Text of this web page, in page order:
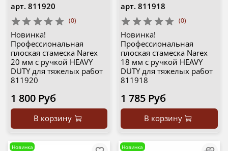
арт. 811920
(0)
Новинка!
Профессиональная
плоская стамеска Narex
20 мм с ручкой HEAVY
DUTY для тяжелых работ
811920
1 800 Руб
В корзину
арт. 811918
(0)
Новинка!
Профессиональная
плоская стамеска Narex
18 мм с ручкой HEAVY
DUTY для тяжелых работ
811918
1 785 Руб
В корзину
Новинка Новинка